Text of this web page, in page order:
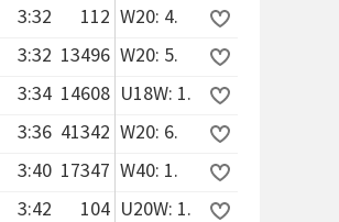
3:32 112 W20: 4.
3:32 13496 W20: 5.
3:34 14608 U18W: 1.
3:36 41342 W20: 6.
3:40 17347 W40: 1.
3:42 104 U20W: 1.